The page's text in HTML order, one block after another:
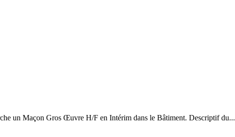
un Maçon Gros Œuvre H/F en Intérim dans le Bâtiment. Descriptif du...